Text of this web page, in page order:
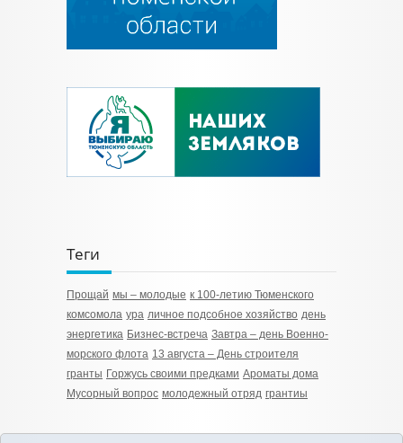
Теги
Прощай мы – молодые к 100-летию Тюменского
комсомола ура личное подсобное хозяйство день
энергетика Бизнес-встреча Завтра – день Военно-
морского флота 13 августа – День строителя
гранты Горжусь своими предками Ароматы дома
Мусорный вопрос молодежный отряд грантиы